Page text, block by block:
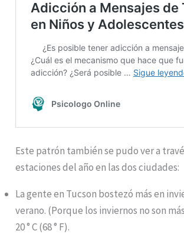
Este patrón también se pudo ver a
estaciones del año en las dos ciudades:
La gente en Tucson bostezó más en
verano. (Porque los inviernos no son
20 ° C (68 ° F).